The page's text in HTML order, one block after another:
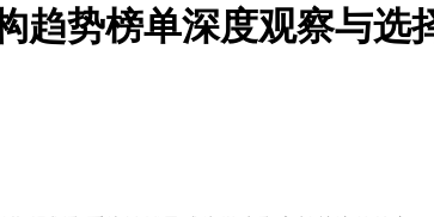
趋势榜单深度观察与选